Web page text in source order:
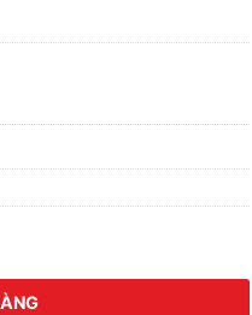
Series số lượng